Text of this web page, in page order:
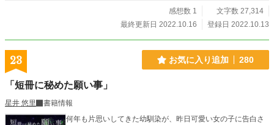
感想数 1
文字数 27,314
最終更新日 2022.10.16
登録日 2022.10.13
23 お気に入り追加 280
「短冊に秘めた願い事」
星井 悠里
書籍情報
何年も片思いしてきた幼馴染が、昨日可愛い女の子に告白さ